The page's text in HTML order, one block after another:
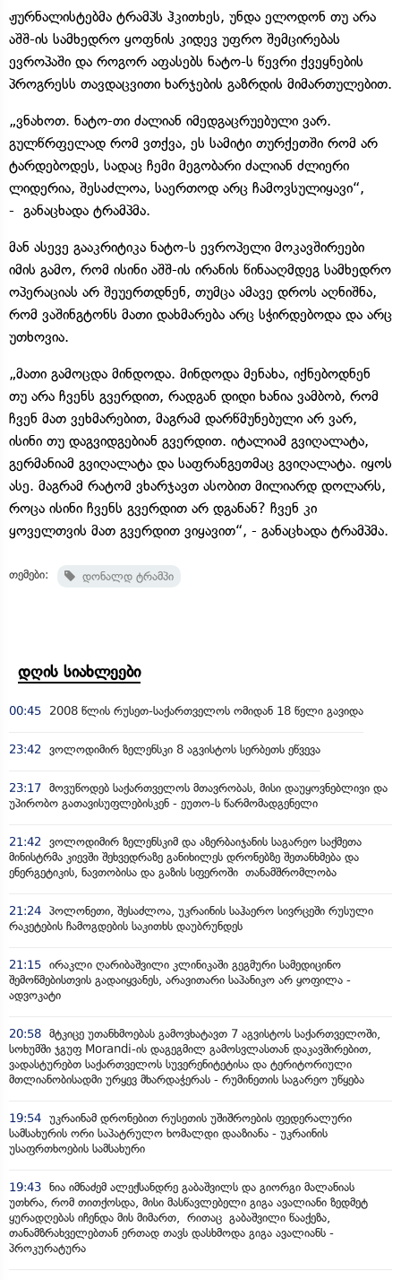
ჟურნალისტებმა ტრამპს ჰკითხეს, უნდა ელოდონ თუ არა
აშშ-ის სამხედრო ყოფნის კიდევ უფრო შემცირებას
ევროპაში და როგორ აფასებს ნატო-ს წევრი ქვეყნების
პროგრესს თავდაცვითი ხარჯების გაზრდის მიმართულებით.
„ვნახოთ. ნატო-თი ძალიან იმედგაცრუებული ვარ.
გულწრფელად რომ ვთქვა, ეს სამიტი თურქეთში რომ არ
ტარდებოდეს, სადაც ჩემი მეგობარი ძალიან ძლიერი
ლიდერია, შესაძლოა, საერთოდ არც ჩამოვსულიყავი“,
- განაცხადა ტრამპმა.
მან ასევე გააკრიტიკა ნატო-ს ევროპელი მოკავშირეები
იმის გამო, რომ ისინი აშშ-ის ირანის წინააღმდეგ სამხედრო
ოპერაციას არ შეუერთდნენ, თუმცა ამავე დროს აღნიშნა,
რომ ვაშინგტონს მათი დახმარება არც სჭირდებოდა და არც
უთხოვია.
„მათი გამოცდა მინდოდა. მინდოდა მენახა, იქნებოდნენ
თუ არა ჩვენს გვერდით, რადგან დიდი ხანია ვამბობ, რომ
ჩვენ მათ ვეხმარებით, მაგრამ დარწმუნებული არ ვარ,
ისინი თუ დაგვიდგებიან გვერდით. იტალიამ გვიღალატა,
გერმანიამ გვიღალატა და საფრანგეთმაც გვიღალატა. იყოს
ასე. მაგრამ რატომ ვხარჯავთ ასობით მილიარდ დოლარს,
როცა ისინი ჩვენს გვერდით არ დგანან? ჩვენ კი
ყოველთვის მათ გვერდით ვიყავით“, - განაცხადა ტრამპმა.
თემები: დონალდ ტრამპი
დღის სიახლეები
00:45 2008 წლის რუსეთ-საქართველოს ომიდან 18 წელი გავიდა
23:42 ვოლოდიმირ ზელენსკი 8 აგვისტოს სერბეთს ეწვევა
23:17 მოვუწოდებ საქართველოს მთავრობას, მისი დაუყოვნებლივი და
უპირობო გათავისუფლებისკენ - ეუთო-ს წარმომადგენელი
21:42
ვოლოდიმირ ზელენსკიმ და აზერბაიჯანის საგარეო საქმეთა
მინისტრმა კიევში შეხვედრაზე განიხილეს დრონებზე შეთანხმება და
ენერგეტიკის, ნავთობისა და გაზის სფეროში თანამშრომლობა
21:24 პოლონეთი, შესაძლოა, უკრაინის საჰაერო სივრცეში რუსული
რაკეტების ჩამოგდების საკითხს დაუბრუნდეს
21:15 ირაკლი ღარიბაშვილი კლინიკაში გეგმური სამედიცინო
შემოწმებისთვის გადაიყვანეს, არავითარი საპანიკო არ ყოფილა -
ადვოკატი
20:58 მტკიცე უთანხმოებას გამოვხატავთ 7 აგვისტოს საქართველოში,
სოხუმში ჯგუფ Morandi-ის დაგეგმილ გამოსვლასთან დაკავშირებით,
ვადასტურებთ საქართველოს სუვერენიტეტისა და ტერიტორიული
მთლიანობისადმი ურყევ მხარდაჭერას - რუმინეთის საგარეო უწყება
19:54 უკრაინამ დრონებით რუსეთის უშიშროების ფედერალური
სამსახურის ორი საპატრულო ხომალდი დააზიანა - უკრაინის
უსაფრთხოების სამსახური
19:43 ნია იმნაძემ ალექსანდრე გაბაშვილს და გიორგი მალანიას
უთხრა, რომ თითქოსდა, მისი მასწავლებელი გიგა ავალიანი ზედმეტ
ყურადღებას იჩენდა მის მიმართ, რითაც გაბაშვილი წააქეზა,
თანამზრახველებთან ერთად თავს დასხმოდა გიგა ავალიანს -
პროკურატურა